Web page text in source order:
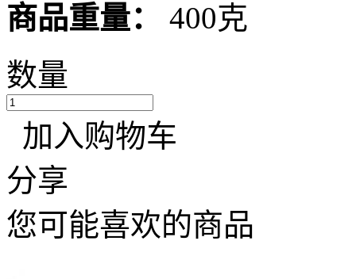
商品重量：
400克
数量
加入购物车
分享
您可能喜欢的商品